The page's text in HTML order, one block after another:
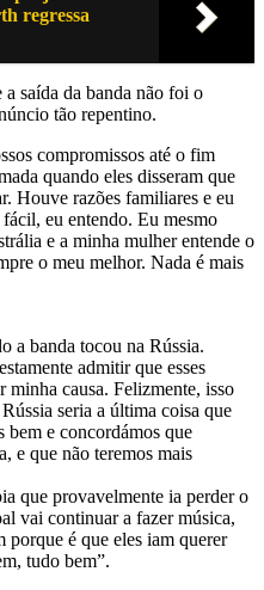
regressa
saída da banda não foi o
tão repentino.
compromissos até o fim
quando eles disseram que
Houve razões familiares e eu
eu entendo. Eu mesmo
e a minha mulher entende o
o meu melhor. Nada é mais
a banda tocou na Rússia.
admitir que esses
causa. Felizmente, isso
seria a última coisa que
bem e concordámos que
e que não teremos mais
que provavelmente ia perder o
vai continuar a fazer música,
porque é que eles iam querer
tudo bem”.